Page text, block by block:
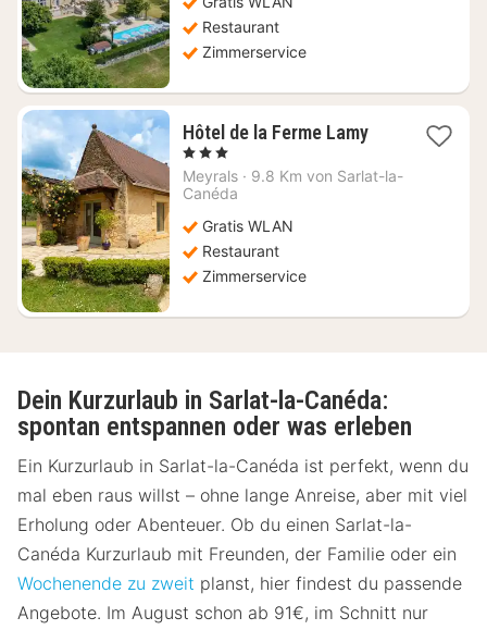
€
Restaurant
Zimmerservice
Hôtel de la Ferme Lamy1
ab
, 3 Sterne
Meyrals · 9.8 Km von Sarlat-la-
Canéda
Gratis WLAN
Restaurant
Zimmerservice
Dein Kurzurlaub in Sarlat-la-Canéda:
spontan entspannen oder was erleben
Ein Kurzurlaub in Sarlat-la-Canéda ist perfekt, wenn du
mal eben raus willst – ohne lange Anreise, aber mit viel
Erholung oder Abenteuer. Ob du einen Sarlat-la-
Canéda Kurzurlaub mit Freunden, der Familie oder ein
Wochenende zu zweit planst, hier findest du passende
Angebote. Im August schon ab 91€, im Schnitt nur